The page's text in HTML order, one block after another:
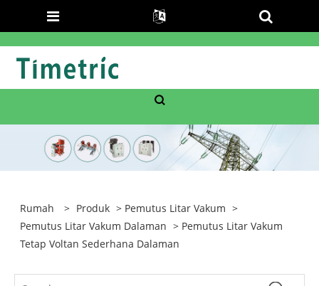
Rumah > Produk > Pemutus Litar Vakum >
Pemutus Litar Vakum Dalaman > Pemutus Litar Vakum
Tetap Voltan Sederhana Dalaman